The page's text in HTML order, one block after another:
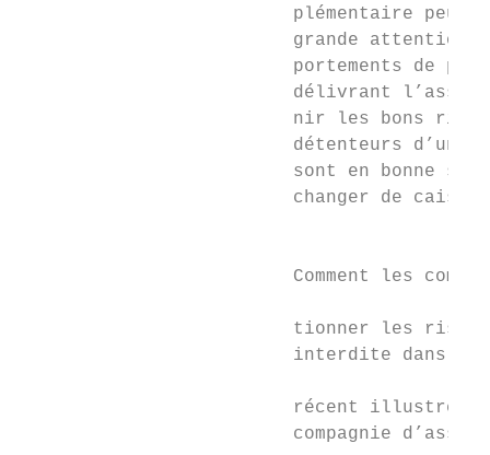
plémentaire peut
grande attention
portements de
délivrant
nir les bons
détenteurs d’une
sont en bonne
changer de
Comment les
tionner les
interdite dans
récent illustre
compagnie